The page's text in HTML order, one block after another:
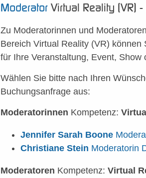
Moderator Virtual Reality (VR)
Zu Moderatorinnen und
Bereich Virtual Reality (VR)
für Ihre Veranstaltung, Event, Show
Wählen Sie bitte nach Ihren
Buchungsanfrage aus:
Moderatorinnen Kompetenz:
Jennifer Sarah Boone
Christiane Stein Moderatorin
Moderatoren Kompetenz: Virtual